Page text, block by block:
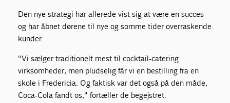
Den nye strategi har allerede vist sig at være en succes
og har åbnet dørene til nye og somme tider overraskende
kunder.
"Vi sælger traditionelt mest til cocktail-catering
virksomheder, men pludselig får vi en bestilling fra en
skole i Fredericia. Og faktisk var det også på den måde,
Coca-Cola fandt os," fortæller de begejstret.